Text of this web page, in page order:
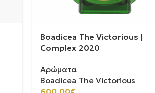
Boadicea The Victorious |
Complex 2020
Αρώματα
Boadicea The Victorious